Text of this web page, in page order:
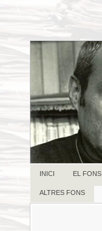
INICI EL FONS
ALTRES FONS